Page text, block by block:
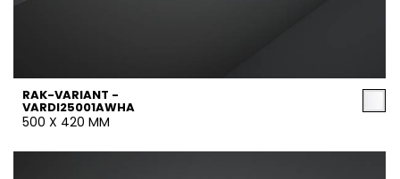
RAK-VARIANT -
VARDI25001AWHA
500 X 420 MM